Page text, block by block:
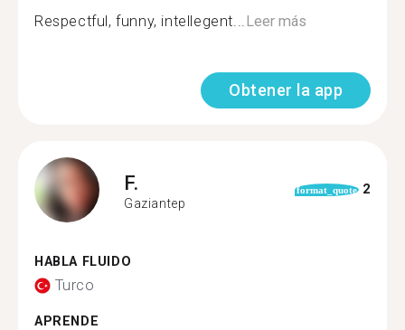
Respectful, funny, intellegent... Leer más
Obtener la app
F.
Gaziantep
format_quote 2
HABLA FLUIDO
Turco
APRENDE